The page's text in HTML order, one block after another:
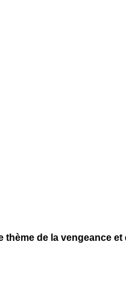
thème de la vengeance et